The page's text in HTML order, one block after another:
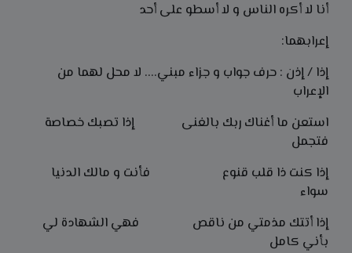
أنا لا أكره الناس و لا أسطو على أحد
إعرابهما:
إذا / إذن : حرف جواب و جزاء مبني.... لا محل لهما من
الإعراب
استعن ما أغناك ربك بالغنى إذا تصبك خصاصة
فتجمل
إذا كنت ذا قلب قنوع فأنت و مالك الدنيا
سواء
إذا أتتك مذمتي من ناقص فهي الشهادة لي
بأني كامل